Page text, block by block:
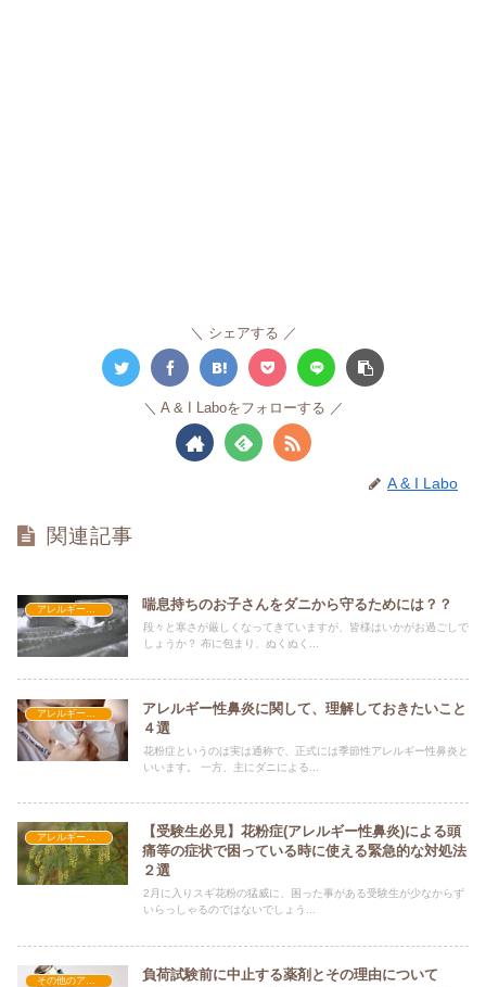
シェアする
A & I Laboをフォローする
A & I Labo
関連記事
喘息持ちのお子さんをダニから守るためには？？
段々と寒さが厳しくなってきていますが、皆様はいかがお過ごしで
しょうか？ 布に包まり、ぬくぬく...
アレルギー性鼻炎に関して、理解しておきたいこと
４選
花粉症というのは実は通称で、正式には季節性アレルギー性鼻炎と
いいます。 一方、主にダニによる...
【受験生必見】花粉症(アレルギー性鼻炎)による頭
痛等の症状で困っている時に使える緊急的な対処法
２選
2月に入りスギ花粉の猛威に、困った事がある受験生が少なからず
いらっしゃるのではないでしょう...
負荷試験前に中止する薬剤とその理由について